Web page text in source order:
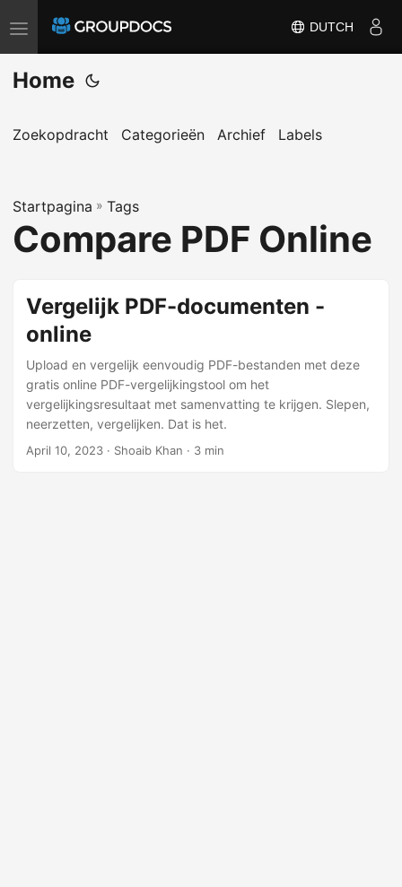
T
o
g
l
a
v
i
o
n
DUTCH
Home
Zoekopdracht Categorieën Archief Labels
Startpagina » Tags
Compare PDF Online
Vergelijk PDF-documenten -
online
Upload en vergelijk eenvoudig PDF-bestanden met deze
gratis online PDF-vergelijkingstool om het
vergelijkingsresultaat met samenvatting te krijgen. Slepen,
neerzetten, vergelijken. Dat is het.
April 10, 2023 · Shoaib Khan · 3 min